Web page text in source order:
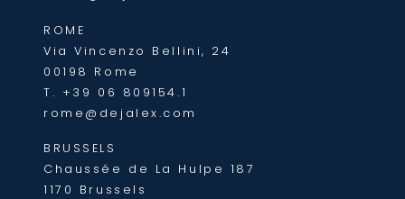
ROME
Via Vincenzo Bellini, 24
00198 Rome
T. +39 06 809154.1
rome@dejalex.com
BRUSSELS
Chaussée de La Hulpe 187
1170 Brussels